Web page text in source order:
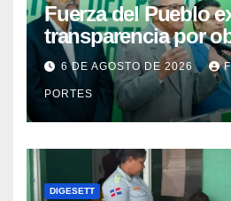
Fuerza del Pueblo
transparencia por
Gobierno en Los
Norte
6 DE AGOSTO DE 2026
PORTES
DIGESETT